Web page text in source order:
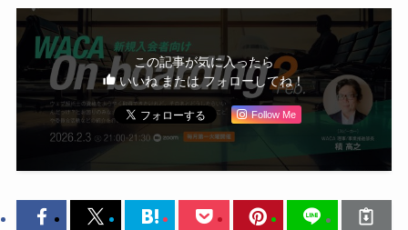
この記事が気に入ったら
いいね または フォローしてね！
Follow Me